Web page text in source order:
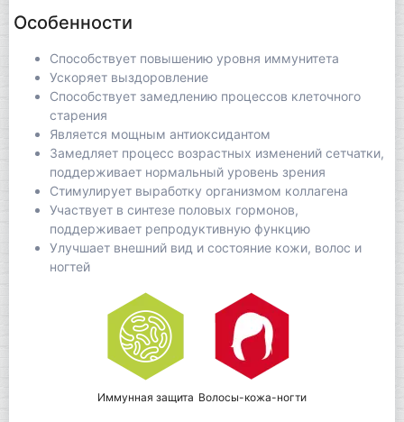
Особенности
Способствует повышению уровня иммунитета
Ускоряет выздоровление
Способствует замедлению процессов клеточного
старения
Является мощным антиоксидантом
Замедляет процесс возрастных изменений сетчатки,
поддерживает нормальный уровень зрения
Стимулирует выработку организмом коллагена
Участвует в синтезе половых гормонов,
поддерживает репродуктивную функцию
Улучшает внешний вид и состояние кожи, волос и
ногтей
Иммунная защита Волосы-кожа-ногти